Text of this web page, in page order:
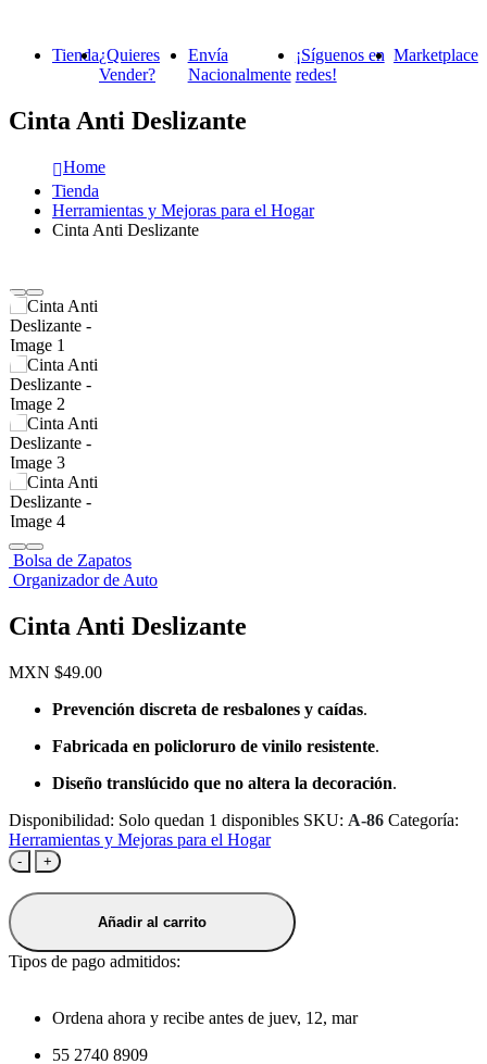
Tienda¿Quieres
Vender?
Envía
Nacionalmente
¡Síguenos en
redes!
Marketplace
Cinta Anti Deslizante
Home
Tienda
Herramientas y Mejoras para el Hogar
Cinta Anti Deslizante
Bolsa de Zapatos
Organizador de Auto
Cinta Anti Deslizante
MXN $49.00
Prevención discreta de resbalones y caídas.
Fabricada en policloruro de vinilo resistente.
Diseño translúcido que no altera la decoración.
Disponibilidad: Solo quedan 1 disponibles SKU: A-86 Categoría:
Herramientas y Mejoras para el Hogar
- +
Añadir al carrito
Tipos de pago admitidos:
Ordena ahora y recibe antes de juev, 12, mar
55 2740 8909